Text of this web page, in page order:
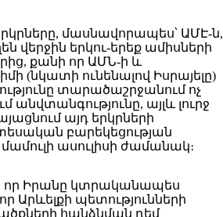
մասնավորապես՝ ԱՄԷ-ն,
վերջին երկու-երեք ամիսների
քանի որ ԱՄՆ-ի և
(նկատի ունենալով Իսրայելը)
տարածաշրջանում ոչ
անվտանգությունը, այլև լուրջ
այդ երկրների
բարեկեցության
ասուլիսի ժամանակ։
որ Իրանը կտրականապես
Արևելքի պետությունների
հանձնման դեմ